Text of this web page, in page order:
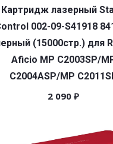
Картридж лазерный
002-09-S41918
(15000стр.) для
Aficio MP C2003SP/
C2004ASP/MP
2 090 ₽